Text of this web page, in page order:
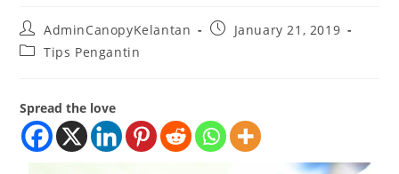
AdminCanopyKelantan
January 21, 2019
Tips Pengantin
Spread the love